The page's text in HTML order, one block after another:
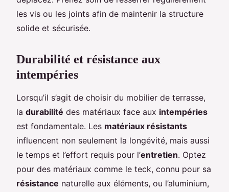
les vis ou les joints afin de maintenir la structure
solide et sécurisée.
Durabilité et résistance aux
intempéries
Lorsqu’il s’agit de choisir du mobilier de terrasse,
la durabilité des matériaux face aux intempéries
est fondamentale. Les matériaux résistants
influencent non seulement la longévité, mais aussi
le temps et l’effort requis pour l’entretien. Optez
pour des matériaux comme le teck, connu pour sa
résistance naturelle aux éléments, ou l’aluminium,